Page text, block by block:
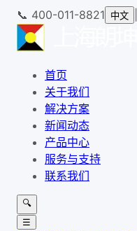
📞 400-011-8821 中文
首页
关于我们
解决方案
新闻动态
产品中心
服务与支持
联系我们
🔍
☰